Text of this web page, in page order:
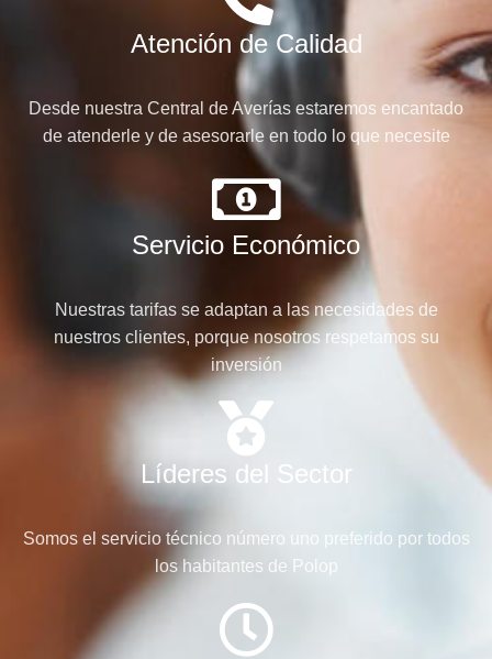
Atención de Calidad
Desde nuestra Central de Averías estaremos encantado
de atenderle y de asesorarle en todo lo que necesite
Servicio Económico
Nuestras tarifas se adaptan a las necesidades de
nuestros clientes, porque nosotros respetamos su
inversión
Líderes del Sector
Somos el servicio técnico número uno preferido por todos
los habitantes de Polop